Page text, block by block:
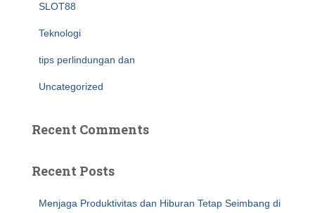
SLOT88
Teknologi
tips perlindungan dan
Uncategorized
Recent Comments
Recent Posts
Menjaga Produktivitas dan Hiburan Tetap Seimbang di